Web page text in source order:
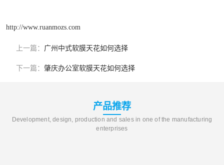
http://www.ruanmozs.com
上一篇： 广州中式软膜天花如何选择
下一篇： 肇庆办公室软膜天花如何选择
产品推荐
Development, design, production and sales in one of the manufacturing
enterprises